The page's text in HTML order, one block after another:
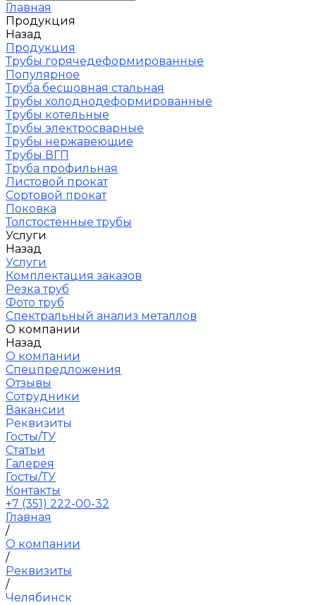
Главная
Продукция
Назад
Продукция
Трубы горячедеформированные
Популярное
Труба бесшовная стальная
Трубы холоднодеформированные
Трубы котельные
Трубы электросварные
Трубы нержавеющие
Трубы ВГП
Труба профильная
Листовой прокат
Сортовой прокат
Поковка
Толстостенные трубы
Услуги
Назад
Услуги
Комплектация заказов
Резка труб
Фото труб
Спектральный анализ металлов
О компании
Назад
О компании
Спецпредложения
Отзывы
Сотрудники
Вакансии
Реквизиты
Госты/ТУ
Статьи
Галерея
Госты/ТУ
Контакты
+7 (351) 222-00-32
Главная
/
О компании
/
Реквизиты
/
Челябинск